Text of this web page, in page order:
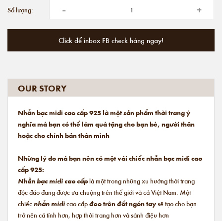
Số lượng: - +
Click để inbox FB check hàng ngay!
OUR STORY
Nhẫn bạc midi cao cấp 925 là một sản phẩm thời trang ý
nghĩa mà bạn có thể làm quà tặng cho bạn bè, người thân
hoặc cho chính bản thân mình
Những lý do mà bạn nên có một vài chiếc nhẫn bạc midi cao
cấp 925:
Nhẫn bạc midi cao cấplà một trong những xu hướng thời trang
độc đáo đang được ưa chuộng trên thế giới và cả Việt Nam. Một
chiếcnhẫn midicao cấpđeo trên đốt ngón taysẽ tạo cho bạn
trở nên cá tính hơn, hợp thời trang hơn và sành điệu hơn